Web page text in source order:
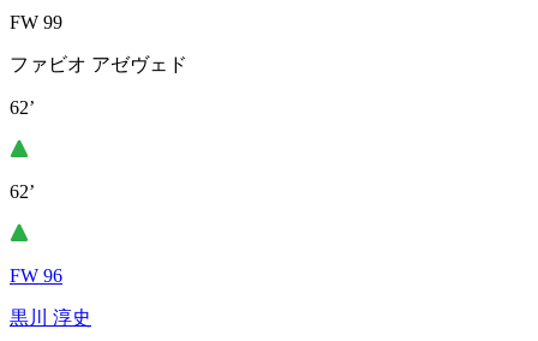
FW 99
ファビオ アゼヴェド
62’
62’
FW 96
黒川 淳史